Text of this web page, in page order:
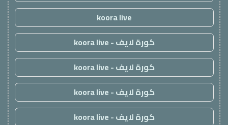
koora live
كورة لايف - koora live
كورة لايف - koora live
كورة لايف - koora live
كورة لايف - koora live